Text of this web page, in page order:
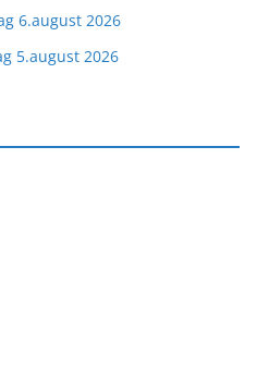
6.august 2026
5.august 2026